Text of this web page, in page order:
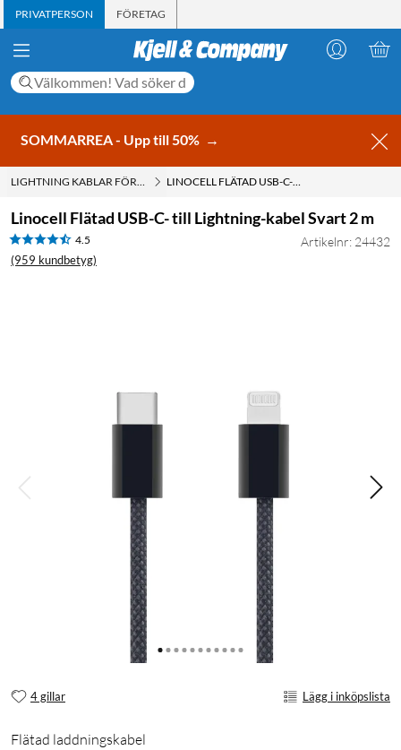
PRIVATPERSON FÖRETAG
SOMMARREA - Upp till 50% →
LIGHTNING KABLAR FÖR IPHONE OCH IPAD LINOCELL FLÄTAD USB-C- TILL LIGHTNING-KABEL SVART 2 M
Linocell Flätad USB-C- till Lightning-kabel Svart 2 m
4.5
(959 kundbetyg)
Artikelnr: 24432
4 gillar Lägg i inköpslista
Flätad laddningskabel